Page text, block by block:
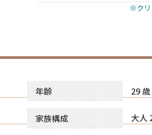
※クリ
年齢 29 歳
家族構成 大人